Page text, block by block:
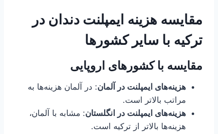
مقایسه هزینه ایمپلنت دندان در
ترکیه با سایر کشورها
مقایسه با کشورهای اروپایی
هزینه‌های ایمپلنت در آلمان: در آلمان هزینه‌ها به
مراتب بالاتر است.
هزینه‌های ایمپلنت در انگلستان: مشابه با آلمان،
هزینه‌ها بالاتر از ترکیه است.